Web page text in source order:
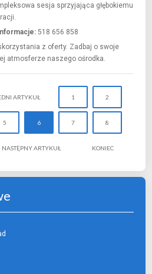
sesja sprzyjająca głębokiemu
518 656 858
z oferty. Zadbaj o swoje
atmosferze naszego ośrodka.
ARTYKUŁ 1 2
5 6 7 8
NASTĘPNY ARTYKUŁ KONIEC